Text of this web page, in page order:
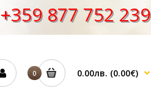
+359 877 752 239
0 0.00лв. (0.00€)